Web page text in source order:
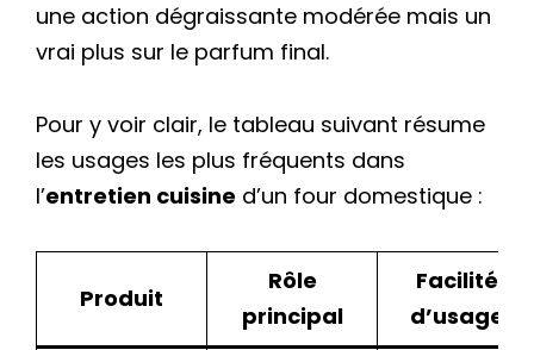
une action dégraissante modérée mais un
vrai plus sur le parfum final.
Pour y voir clair, le tableau suivant résume
les usages les plus fréquents dans
l’entretien cuisine d’un four domestique :
Produit
Rôle
principal
Facilité
d’usage